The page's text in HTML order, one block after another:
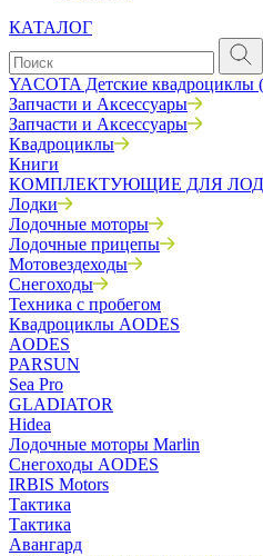
КАТАЛОГ
YACOTA Детские квадроциклы
Запчасти и Аксессуары
Запчасти и Аксессуары
Квадроциклы
Книги
КОМПЛЕКТУЮЩИЕ ДЛЯ
Лодки
Лодочные моторы
Лодочные прицепы
Мотовездеходы
Снегоходы
Техника с пробегом
Квадроциклы AODES
AODES
PARSUN
Sea Pro
GLADIATOR
Hidea
Лодочные моторы Marlin
Снегоходы AODES
IRBIS Motors
Тактика
Тактика
Авангард